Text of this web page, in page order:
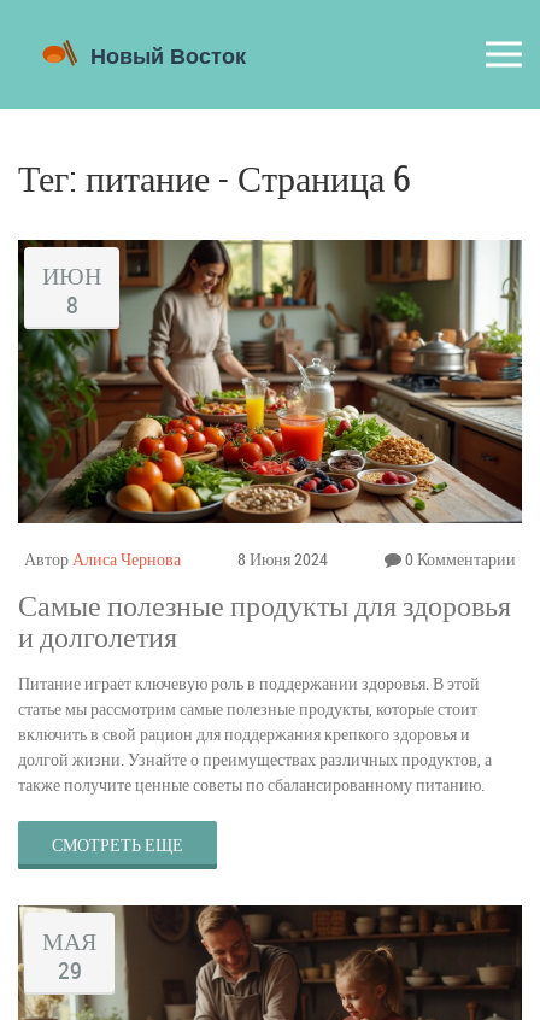
Тег: питание - Страница 6
ИЮН
8
АвторАлиса Чернова 8 Июня 2024 0 Комментарии
Самые полезные продукты для здоровья
и долголетия
Питание играет ключевую роль в поддержании здоровья. В этой
статье мы рассмотрим самые полезные продукты, которые стоит
включить в свой рацион для поддержания крепкого здоровья и
долгой жизни. Узнайте о преимуществах различных продуктов, а
также получите ценные советы по сбалансированному питанию.
СМОТРЕТЬ ЕЩЕ
МАЯ
29